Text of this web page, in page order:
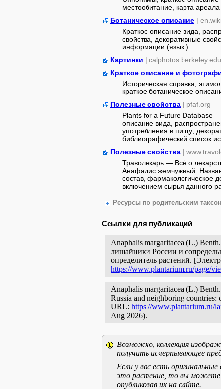
местообитание, карта
Ботаническое описание |
Краткое описание вида,
свойства, декоративные
информации (язык.).
Картинки | calphotos.berkeley.edu
Краткое описание и
Историческая справка,
краткое ботаническое
Полезные свойства | pfaf.org
Plants for a Future Database
описание вида,
употребления в пищу;
библиографический список
Полезные свойства |
Траволекарь — Всё о
Анафалис жемчужный.
состав, фармакологическое
включением сырья данного
Ресурсы по родительским
Ссылки для публикаций
Anaphalis margaritacea (L.)
лишайники России и
определитель растений.
https://www.plantarium.ru/page/
Anaphalis margaritacea (L.)
Russia and neighboring
URL: https://www.plantarium.ru/
Aug 2026).
Возможно, коллекция
получить исчерпывающее
Если у вас есть
это растение, то вы можете
опубликовав их на сайте.